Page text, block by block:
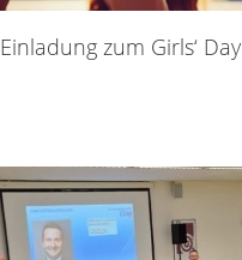
Einladung zum Girls‘ Day